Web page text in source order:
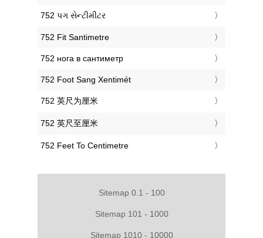
‎752 પગ સેન્ટીમીટર
‎752 Fit Santimetre
‎752 нога в сантиметр
‎752 Foot Sang Xentimét
‎752 英尺为厘米
‎752 英尺至厘米
‎752 Feet To Centimetre
Sitemap 0.1 - 100
Sitemap 101 - 1000
Sitemap 1010 - 10000